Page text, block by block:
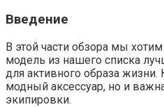
Введение
В этой части обзора мы
модель из нашего списка
для активного образа
модный аксессуар, но и
экипировки.